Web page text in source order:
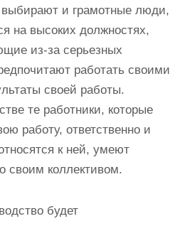
выбирают и грамотные люди,
на высоких должностях,
из-за серьезных
работать своими
своей работы.
те работники, которые
работу, ответственно и
к ней, умеют
своим коллективом.
будет